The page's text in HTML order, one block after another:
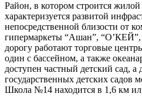
Район, в котором строится
характеризуется развитой
непосредственной близости от
гипермаркеты “Ашан”, “О’КЕЙ”,
дорогу работают торговые
один с бассейном, а также
доступен частный детский сад,
государственных детских садов
Школа №14 находится в 1,6 км